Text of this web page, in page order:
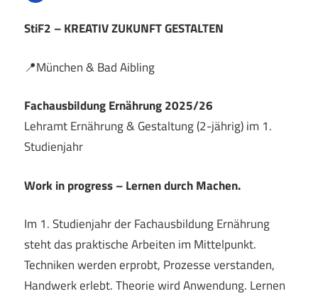
StiF2 – KREATIV ZUKUNFT GESTALTEN
📍München & Bad Aibling
Fachausbildung Ernährung 2025/26
Lehramt Ernährung & Gestaltung (2-jährig) im 1.
Studienjahr
Work in progress – Lernen durch Machen.
Im 1. Studienjahr der Fachausbildung Ernährung
steht das praktische Arbeiten im Mittelpunkt.
Techniken werden erprobt, Prozesse verstanden,
Handwerk erlebt. Theorie wird Anwendung. Lernen